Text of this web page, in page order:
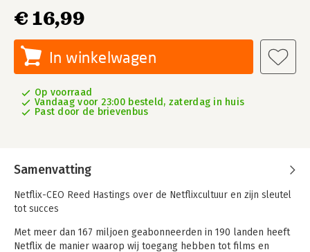
€ 16,99
In winkelwagen
Op voorraad
Vandaag voor 23:00 besteld, zaterdag in huis
Past door de brievenbus
Samenvatting
Netflix-CEO Reed Hastings over de Netflixcultuur en zijn sleutel
tot succes
Met meer dan 167 miljoen geabonneerden in 190 landen heeft
Netflix de manier waarop wij toegang hebben tot films en